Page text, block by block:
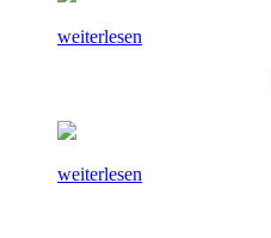
weiterlesen
weiterlesen